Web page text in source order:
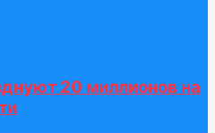
20 миллионов на